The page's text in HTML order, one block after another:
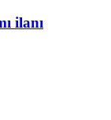
ilanı